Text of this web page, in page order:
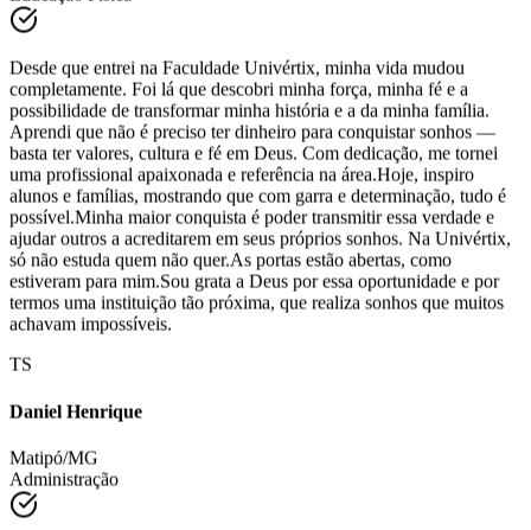
Matipó/MG
Educação Física
Desde que entrei na Faculdade Univértix, minha vida mudou
completamente. Foi lá que descobri minha força, minha fé e a
possibilidade de transformar minha história e a da minha família.
Aprendi que não é preciso ter dinheiro para conquistar sonhos —
basta ter valores, cultura e fé em Deus. Com dedicação, me tornei
uma profissional apaixonada e referência na área.Hoje, inspiro
alunos e famílias, mostrando que com garra e determinação, tudo é
possível.Minha maior conquista é poder transmitir essa verdade e
ajudar outros a acreditarem em seus próprios sonhos. Na Univértix,
só não estuda quem não quer.As portas estão abertas, como
estiveram para mim.Sou grata a Deus por essa oportunidade e por
achavam impossíveis.
TS
Daniel Henrique
Matipó/MG
Administração